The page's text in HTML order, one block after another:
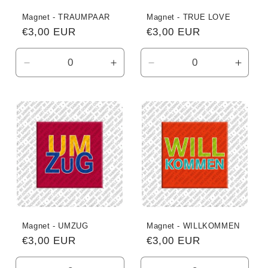
Magnet - TRAUMPAAR
Normaler
Preis
€3,00 EUR
Verringere
die
für
Default
Title
Erhöhe
die
für
Default
Title
Magnet - TRUE LOVE
Normaler
Preis
€3,00 EUR
Verringere
die
für
Default
Title
die
für
Title
Magnet - UMZUG
Normaler
Preis
€3,00 EUR
Magnet - WILLKOMMEN
Normaler
Preis
€3,00 EUR